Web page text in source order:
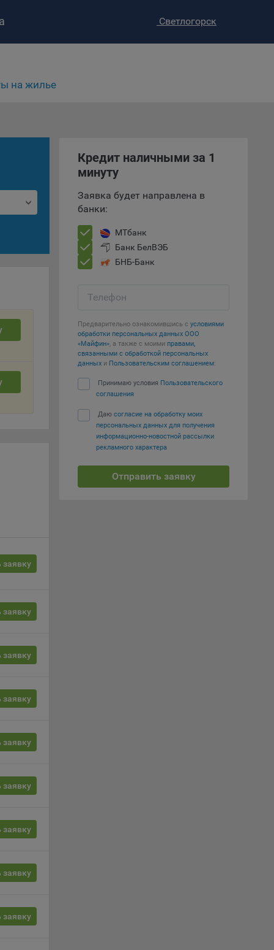
если
Светлогорск
на жилье
заявку
заявку
заявку
заявку
заявку
заявку
заявку
заявку
заявку
Кредит наличными за 1
минуту
Заявка будет направлена в
банки:
МТбанк
Банк БелВЭБ
БНБ-Банк
Телефон
Предварительно ознакомившись с условиями
обработки персональных данных ООО
«Майфин», а также с моими правами,
связанными с обработкой персональных
данных и Пользовательским соглашением:
Принимаю условия Пользовательского
соглашения
Даю согласие на обработку моих
персональных данных для получения
информационно-новостной рассылки
рекламного характера
Отправить заявку